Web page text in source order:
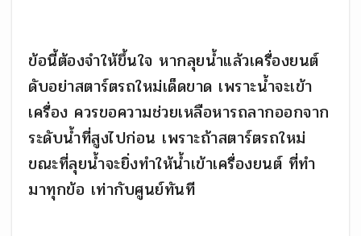
ข้อนี้ต้องจำให้ขึ้นใจ หากลุยน้ำแล้วเครื่องยนต์
ดับอย่าสตาร์ตรถใหม่เด็ดขาด เพราะน้ำจะเข้า
เครื่อง ควรขอความช่วยเหลือหารถลากออกจาก
ระดับน้ำที่สูงไปก่อน เพราะถ้าสตาร์ตรถใหม่
ขณะที่ลุยน้ำจะยิ่งทำให้น้ำเข้าเครื่องยนต์ ที่ทำ
มาทุกข้อ เท่ากับศูนย์ทันที